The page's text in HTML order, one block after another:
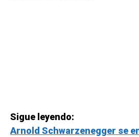
Sigue leyendo:
Arnold Schwarzenegger se